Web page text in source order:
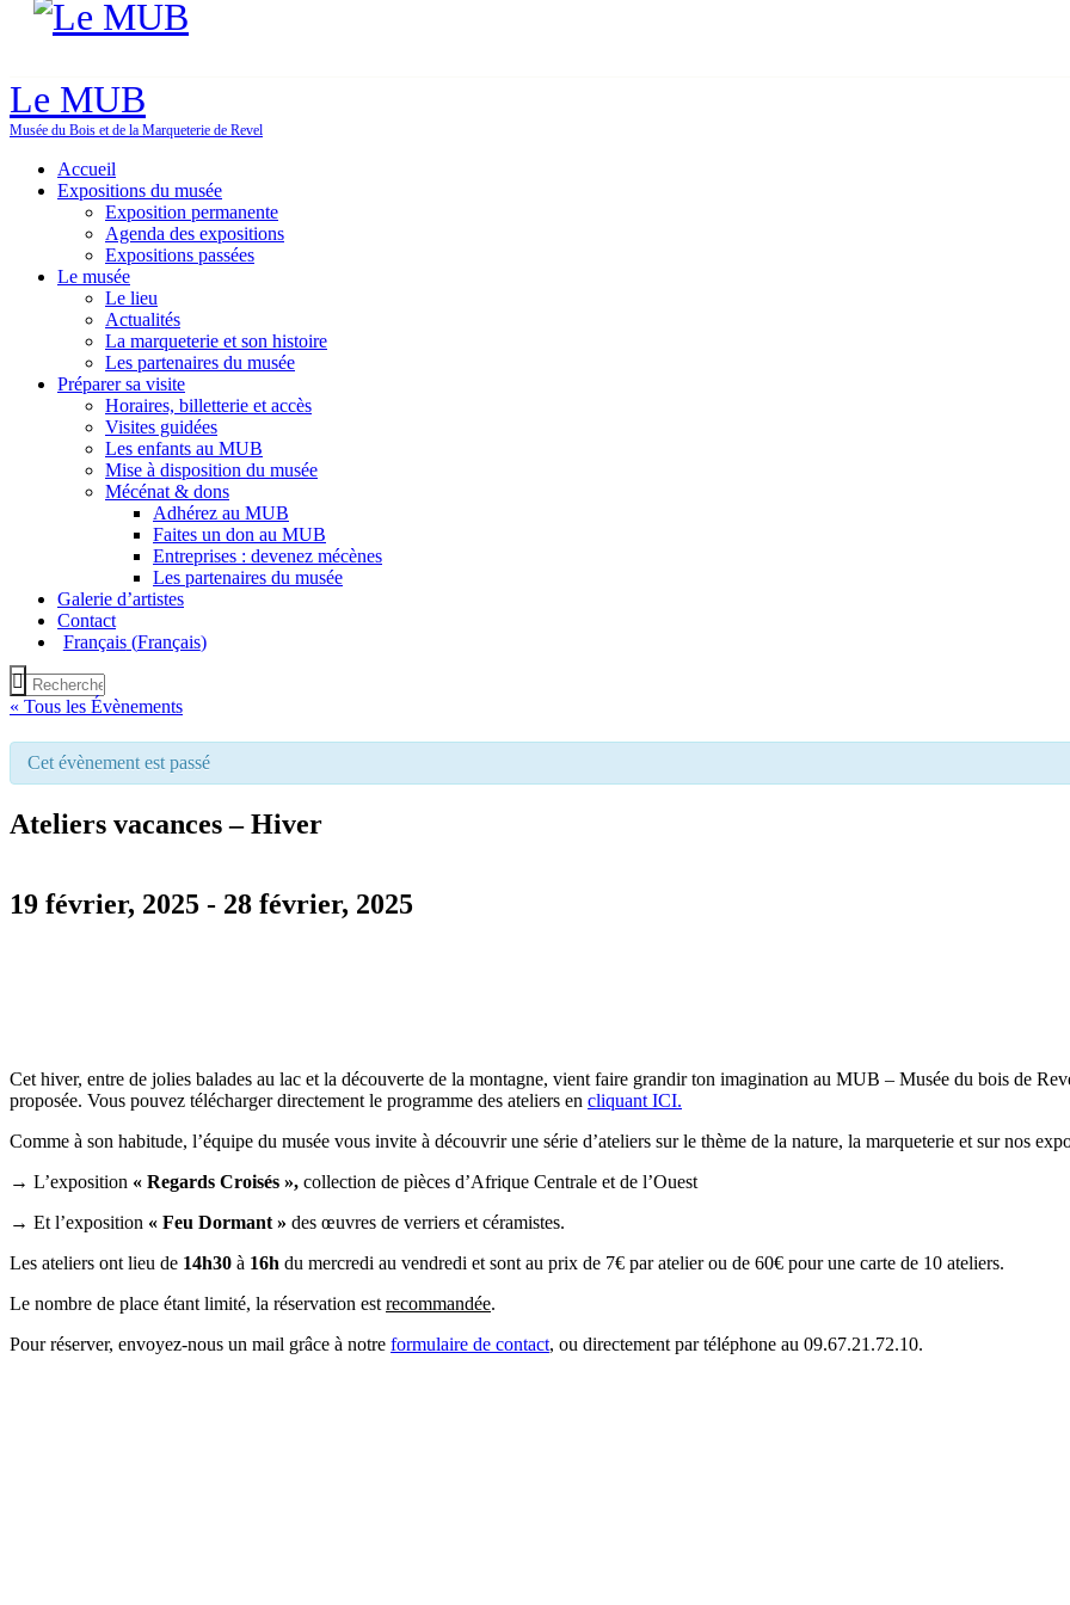
Le MUB
Musée du Bois et de la Marqueterie de Revel
Accueil
Expositions du musée
Exposition permanente
Agenda des expositions
Expositions passées
Le musée
Le lieu
Actualités
La marqueterie et son histoire
Les partenaires du musée
Préparer sa visite
Horaires, billetterie et accès
Visites guidées
Les enfants au MUB
Mise à disposition du musée
Mécénat & dons
Adhérez au MUB
Faites un don au MUB
Entreprises : devenez mécènes
Les partenaires du musée
Galerie d’artistes
Contact
Français(Français)
« Tous les Évènements
Cet évènement est passé
Ateliers vacances – Hiver
19 février, 2025 - 28 février, 2025
Cet hiver, entre de jolies balades au lac et la découverte de la montagne, vient faire grandir ton imagination au MUB – Musée du bois de
proposée. Vous pouvez télécharger directement le programme des ateliers en cliquant ICI.
Comme à son habitude, l’équipe du musée vous invite à découvrir une série d’ateliers sur le thème de la nature, la marqueterie et sur nos
→ L’exposition « Regards Croisés », collection de pièces d’Afrique Centrale et de l’Ouest
→ Et l’exposition « Feu Dormant » des œuvres de verriers et céramistes.
Les ateliers ont lieu de 14h30 à 16h du mercredi au vendredi et sont au prix de 7€ par atelier ou de 60€ pour une carte de 10 ateliers.
Le nombre de place étant limité, la réservation est recommandée.
Pour réserver, envoyez-nous un mail grâce à notre formulaire de contact, ou directement par téléphone au 09.67.21.72.10.